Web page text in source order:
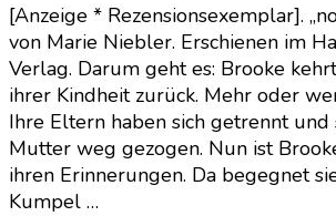
[Anzeige * Rezensionsexemplar].
von Marie Niebler. Erschienen im
Verlag. Darum geht es: Brooke
ihrer Kindheit zurück. Mehr oder
Ihre Eltern haben sich getrennt
Mutter weg gezogen. Nun ist
ihren Erinnerungen. Da begegnet
Kumpel …